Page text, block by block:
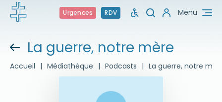
Urgences RDV Menu
La guerre, notre mère
Accueil | Médiathèque | Podcasts | La guerre, notre